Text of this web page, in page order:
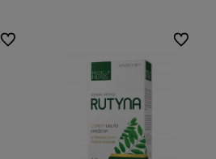
Do ulubionych Do